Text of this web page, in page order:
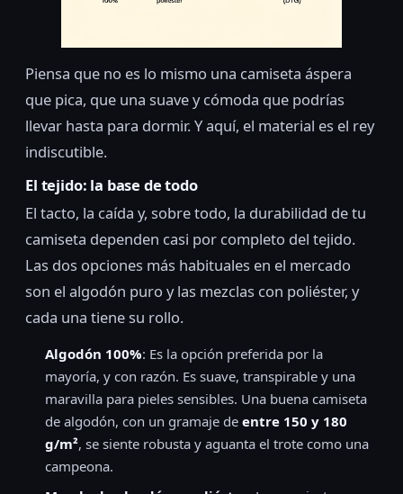
Piensa que no es lo mismo una camiseta áspera
que pica, que una suave y cómoda que podrías
llevar hasta para dormir. Y aquí, el material es el rey
indiscutible.
El tejido: la base de todo
El tacto, la caída y, sobre todo, la durabilidad de tu
camiseta dependen casi por completo del tejido.
Las dos opciones más habituales en el mercado
son el algodón puro y las mezclas con poliéster, y
cada una tiene su rollo.
Algodón 100%: Es la opción preferida por la
mayoría, y con razón. Es suave, transpirable y una
maravilla para pieles sensibles. Una buena camiseta
de algodón, con un gramaje de entre 150 y 180
g/m², se siente robusta y aguanta el trote como una
campeona.